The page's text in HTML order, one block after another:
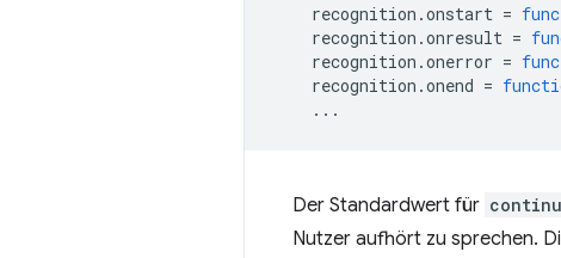
recognition .onstart =
recognition .onresult =
recognition .onerror =
recognition .onend =
...
Der Standardwert für
Nutzer aufhört zu sprechen.